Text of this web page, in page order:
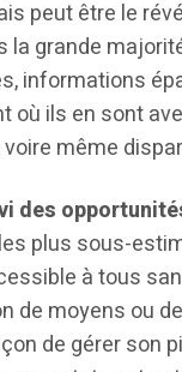
peut être le
la grande
informations
où ils en sont
même
des
plus sous-
à tous
de moyens ou
de gérer son